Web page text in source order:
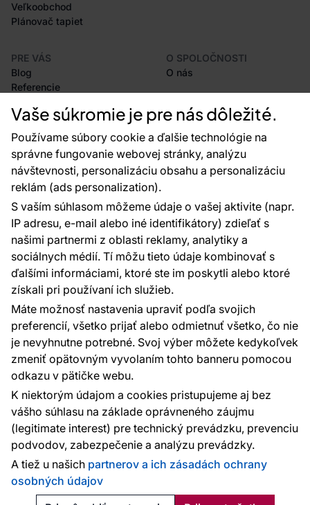
Vaše súkromie je pre nás dôležité.
Používame súbory cookie a ďalšie technológie na
správne fungovanie webovej stránky, analýzu
návštevnosti, personalizáciu obsahu a personalizáciu
reklám (ads personalization).
S vaším súhlasom môžeme údaje o vašej aktivite (napr.
IP adresu, e-mail alebo iné identifikátory) zdieľať s
našimi partnermi z oblasti reklamy, analytiky a
sociálnych médií. Tí môžu tieto údaje kombinovať s
ďalšími informáciami, ktoré ste im poskytli alebo ktoré
získali pri používaní ich služieb.
Máte možnosť nastavenia upraviť podľa svojich
preferencií, všetko prijať alebo odmietnuť všetko, čo nie
je nevyhnutne potrebné. Svoj výber môžete kedykoľvek
zmeniť opätovným vyvolaním tohto banneru pomocou
odkazu v pätičke webu.
K niektorým údajom a cookies pristupujeme aj bez
vášho súhlasu na základe oprávneného záujmu
(legitimate interest) pre technický prevádzku, prevenciu
podvodov, zabezpečenie a analýzu prevádzky.
A tiež u našich partnerov a ich zásadách ochrany
osobných údajov
Veľkoobchod
Plánovač tapiet
PRE VÁS
Blog
Referencie
Rady a tipy
Najčastejšie otázky
O SPOLOČNOSTI
O nás
Kontakty
Sme tu pre vás 24 hodín denne, 7 dní v
týždni
+420 777 004 021
info@vavex.cz
Vavex 1990 s.r.o., IČ: 26776251, DIČ: CZ26776251
Dělostřelecká 330, Příbram 261 01
Ďalšie kontakty
Platobné metódy:
Platby zaisťuje:
© 2010 - 2026Vavex
Reklalink s.r.o.
Ochrana osobných údajovCookies